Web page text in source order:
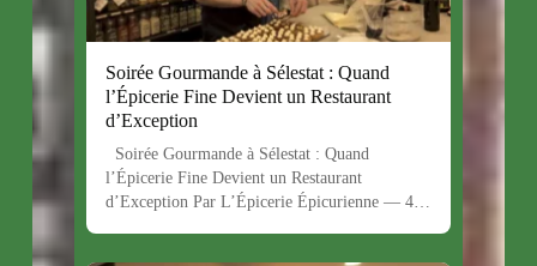
Soirée Gourmande à Sélestat : Quand
l’Épicerie Fine Devient un Restaurant
d’Exception
Soirée Gourmande à Sélestat : Quand
l’Épicerie Fine Devient un Restaurant
d’Exception Par L’Épicerie Épicurienne — 4…